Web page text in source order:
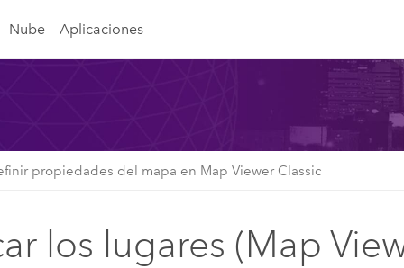
Nube Aplicaciones
propiedades del mapa en Map Viewer Classic
los lugares (Map